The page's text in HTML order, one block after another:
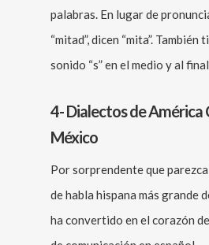
palabras. En lugar de
“mitad”, dicen “mita”.
sonido “s” en el medio y al
4- Dialectos de América
México
Por sorprendente que
de habla hispana más grande
ha convertido en el corazón